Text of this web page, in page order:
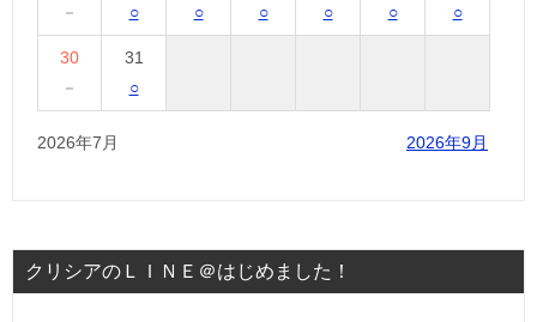
－
○
○
○
○
○
○
30
－
31
○
2026年7月 2026年9月
クリシアのＬＩＮＥ＠はじめました！